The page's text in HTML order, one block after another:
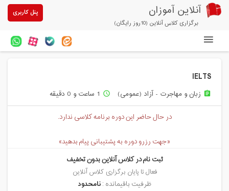
آنلاین آموزان
برگزاری کلاس آنلاین (10روز رایگان)
پنل کاربری
خرید سرویس کلاس آنلاین
پیشنهادهای ویژه
تخفیفهای مشارکتی
درباره ما
IELTS
assignment زبان و مهاجرت - آزاد (عمومی) access_time 1 ساعت و 0 دقیقه
در حال حاضر این دوره برنامه کلاسی ندارد.
«جهت رزرو دوره به پشتیبانی پیام بدهید»
ثبت نام در کلاس آنلاین بدون تخفیف
فعال تا پایان برگزاری کلاس آنلاین
ظرفیت باقیمانده :نامحدود